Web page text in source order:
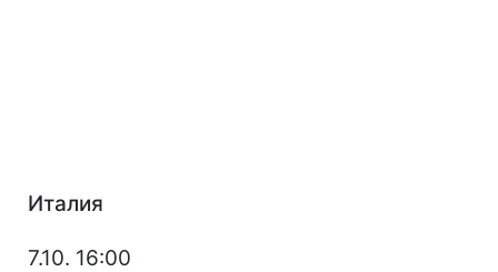
Италия
7.10. 16:00